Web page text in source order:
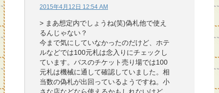
2015年4月12日 12:54 AM
> まあ想定内でしょうね(笑)偽札他で使え
るんじゃない？
今まで気にしていなかったのだけど、ホテ
ルなどでは100元札は念入りにチェックし
ています。バスのチケット売り場では100
元札は機械に通して確認していました。相
当数の偽札が出回っているようですね。小